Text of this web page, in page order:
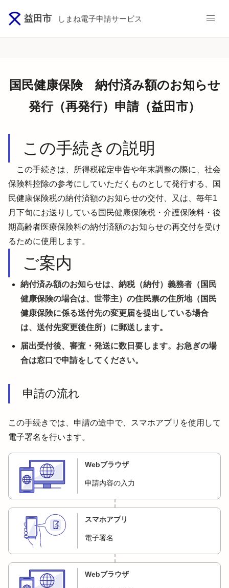
益田市 しまね電子申請サービス
国民健康保険 納付済み額のお知らせ
発行（再発行）申請（益田市）
この手続きの説明
この手続きは、所得税確定申告や年末調整の際に、社会
保険料控除の参考にしていただくものとして発行する、国
民健康保険税の納付済額のお知らせの交付、又は、毎年1
月下旬にお送りしている国民健康保険税・介護保険料・後
期高齢者医療保険料の納付済額のお知らせの再交付を受け
るために使用します。
ご案内
納付済み額のお知らせは、納税（納付）義務者（国民
健康保険の場合は、世帯主）の住民票の住所地（国民
健康保険に係る送付先の変更届を提出している場合
は、送付先変更後住所）に郵送します。
届出受付後、審査・発送に数日要します。お急ぎの場
合は窓口で申請をしてください。
申請の流れ
この手続きでは、申請の途中で、スマホアプリを使用して
電子署名を行います。
Webブラウザ
申請内容の入力
スマホアプリ
電子署名
Webブラウザ